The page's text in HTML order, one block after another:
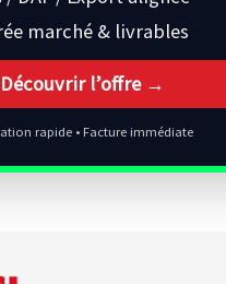
marché & livrables
Découvrir l’offre →
rapide • Facture immédiate